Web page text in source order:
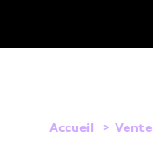
Accueil Vente